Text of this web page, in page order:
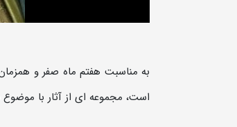
به مناسبت هفتم ماه صفر و
است، مجموعه ای از آثار با